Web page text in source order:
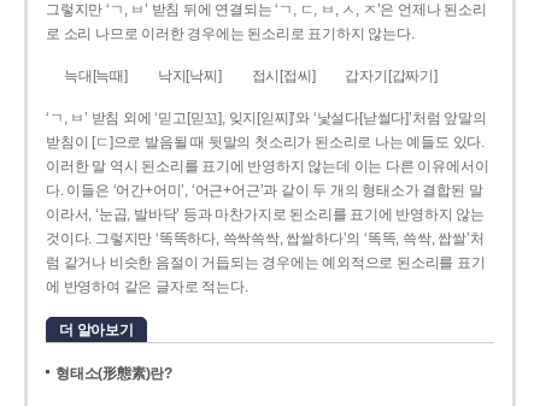
그렇지만 ‘ㄱ, ㅂ’ 받침 뒤에 연결되는 ‘ㄱ, ㄷ, ㅂ, ㅅ, ㅈ’은 언제나 된소리
로 소리 나므로 이러한 경우에는 된소리로 표기하지 않는다.
늑대[늑때] 낙지[낙찌] 접시[접씨] 갑자기[갑짜기]
‘ㄱ, ㅂ’ 받침 외에 ‘믿고[믿꼬], 잊지[읻찌]’와 ‘낯설다[낟썰다]’처럼 앞말의
받침이 [ㄷ]으로 발음될 때 뒷말의 첫소리가 된소리로 나는 예들도 있다.
이러한 말 역시 된소리를 표기에 반영하지 않는데 이는 다른 이유에서이
다. 이들은 ‘어간+어미’, ‘어근+어근’과 같이 두 개의 형태소가 결합된 말
이라서, ‘눈곱, 발바닥’ 등과 마찬가지로 된소리를 표기에 반영하지 않는
것이다. 그렇지만 ‘똑똑하다, 쓱싹쓱싹, 쌉쌀하다’의 ‘똑똑, 쓱싹, 쌉쌀’처
럼 같거나 비슷한 음절이 거듭되는 경우에는 예외적으로 된소리를 표기
에 반영하여 같은 글자로 적는다.
더 알아보기
형태소(形態素)란?